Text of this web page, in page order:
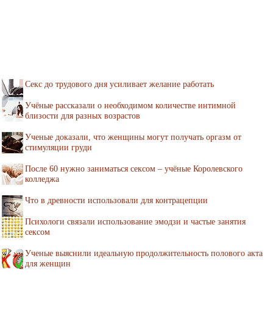
Секс до трудового дня усиливает желание работать
Учёные рассказали о необходимом количестве интимной
близости для разных возрастов
Ученые доказали, что женщины могут получать оргазм от
стимуляции груди
После 60 нужно заниматься сексом – учёные Королевского
колледжа
Что в древности использовали для контрацепции
Психологи связали использование эмодзи и частые занятия
сексом
Ученые выяснили идеальную продолжительность полового акта
для женщин